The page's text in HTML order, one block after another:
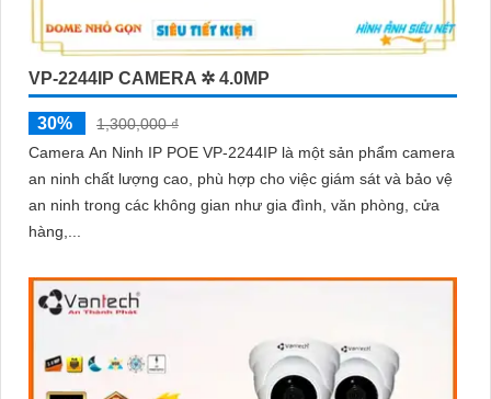
VP-2244IP CAMERA ✲ 4.0MP
30%
1,300,000 ₫
Camera An Ninh IP POE VP-2244IP là một sản phẩm camera
an ninh chất lượng cao, phù hợp cho việc giám sát và bảo vệ
an ninh trong các không gian như gia đình, văn phòng, cửa
hàng,...